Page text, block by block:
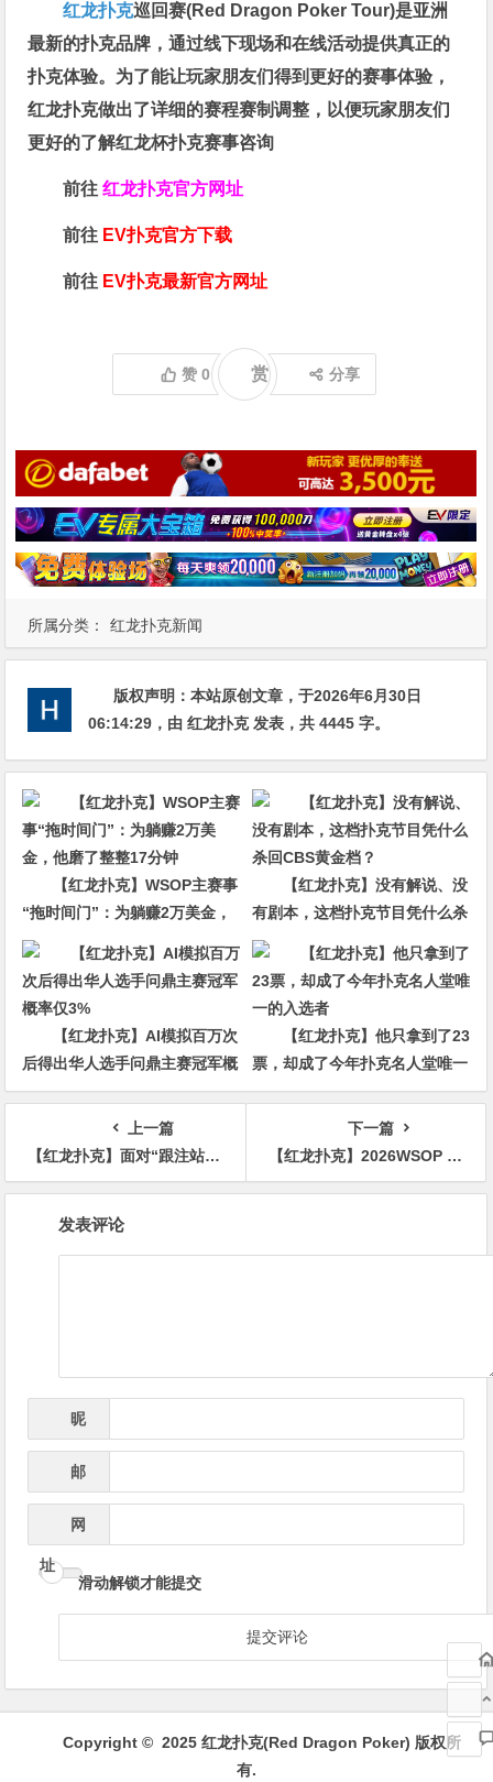
所属分类： 红龙扑克新闻
红龙扑克巡回赛​(Red Dragon Poker Tour)是亚洲
最新的扑克品牌，通过线下现场和在线活动提供真正的
扑克体验。为了能让玩家朋友们得到更好的赛事体验，
红龙扑克做出了详细的赛程赛制调整，以便玩家朋友们
更好的了解红龙杯扑克赛事咨询
前往红龙扑克官方网址
前往 EV扑克官方下载
前往 EV扑克最新官方网址
赞0 赏 分享
版权声明：本站原创文章，于2026年6月30日
06:14:29 ，由红龙扑克发表，共 4445 字。
【红龙扑克】WSOP主赛事
“拖时间门”：为躺赚2万美金，
他磨了整整17分钟
【红龙扑克】没有解说、没
有剧本，这档扑克节目凭什么杀
回CBS黄金档？
【红龙扑克】AI模拟百万次
后得出华人选手问鼎主赛冠军概
率仅3%
【红龙扑克】他只拿到了23
票，却成了今年扑克名人堂唯一
的入选者
上一篇
【红龙扑克】面对“跟注站”，别再讲复杂故事了：三条调整让你少吃亏
下一篇
【红龙扑克】2026WSOP | 女士赛决出六强，Chen Lizhen斩获第11名 、Ye Honglian第14、孟瑶第16
发表评论
昵
邮
网
址
滑动解锁才能提交
Copyright © 2025 红龙扑克(Red Dragon Poker) 版权所
有.